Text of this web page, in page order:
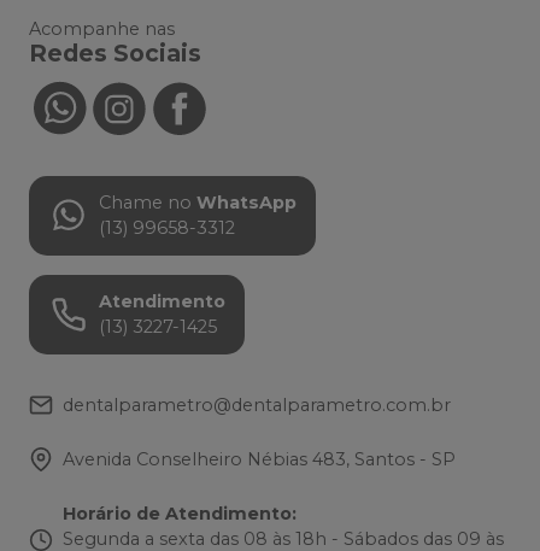
Acompanhe nas
Redes Sociais
Chame no WhatsApp
(13) 99658-3312
Atendimento
(13) 3227-1425
dentalparametro@dentalparametro.com.br
Avenida Conselheiro Nébias 483, Santos - SP
Horário de Atendimento:
Segunda a sexta das 08 às 18h - Sábados das 09 às